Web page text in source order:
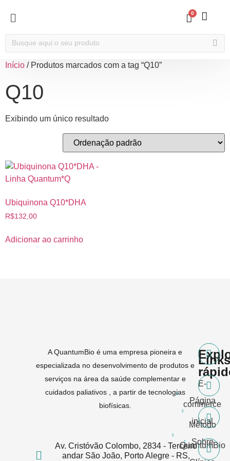
0
Início / Produtos marcados com a tag “Q10”
Q10
Exibindo um único resultado
Ubiquinona Q10*DHA
R$132,00
Adicionar ao carrinho
A QuantumBio é uma empresa pioneira e
especializada no desenvolvimento de produtos e
serviços na área da saúde complementar e
cuidados paliativos , a partir de tecnologias
biofísicas.
Av. Cristóvão Colombo, 2834 - Terceiro
andar São João, Porto Alegre - RS,
Links
Página
inicial
Sobre
E-
commerce
Método
QuantumBio